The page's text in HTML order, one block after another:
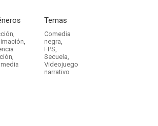
,
,
,
Temas
Comedia
negra,
FPS,
Secuela,
Videojuego
narrativo